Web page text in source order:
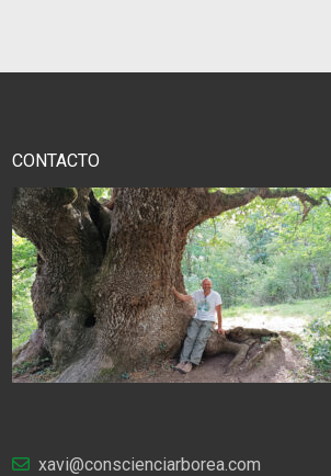
CONTACTO
xavi@conscienciarborea.com